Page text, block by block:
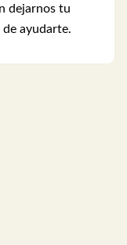
dejarnos tu
ayudarte.